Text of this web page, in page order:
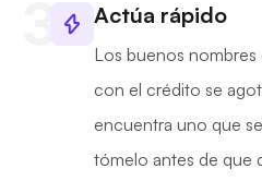
Actúa rápido
Los buenos
con el crédito se
encuentra uno que
tómelo antes de que